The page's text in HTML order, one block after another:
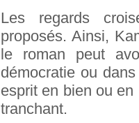
Les regards
proposés. Ainsi,
le roman peut
démocratie ou
esprit en bien ou
tranchant.